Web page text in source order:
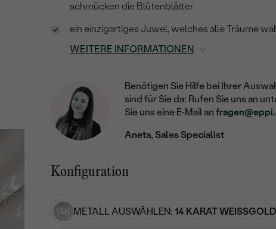
schmücken die Blütenblätter
ein einzigartiges Juwel, welches alle Träume
WEITERE INFORMATIONEN
Benötigen Sie Hilfe bei Ihrer
sind für Sie da: Rufen Sie uns an
Sie uns eine E-Mail an
Aneta, Sales Specialist
Konfiguration
14K METALL AUSWÄHLEN: 14 KARAT